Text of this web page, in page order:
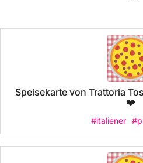
Speisekarte von Trattoria
❤️
#italiener